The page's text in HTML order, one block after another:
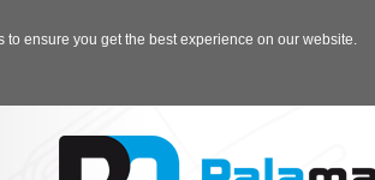
to ensure you get the best experience on our website.